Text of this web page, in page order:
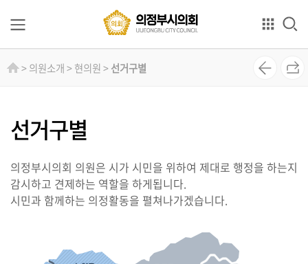
본문으로 바로가기
GNB메뉴 바로가기
의
개
원
소
개
> 의원소개 > 현의원 >선거구별
선거구별
의정부시의회 의원은 시가 시민을 위하여 제대로 행정을 하는지
감시하고 견제하는 역할을 하게됩니다.
시민과 함께하는 의정활동을 펼쳐나가겠습니다.